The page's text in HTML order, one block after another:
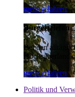
mehr erfahren
Bürgertelefon
Bei den
mehr erfahren
Politik und